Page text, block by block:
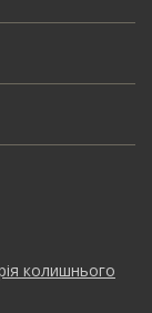
колишнього